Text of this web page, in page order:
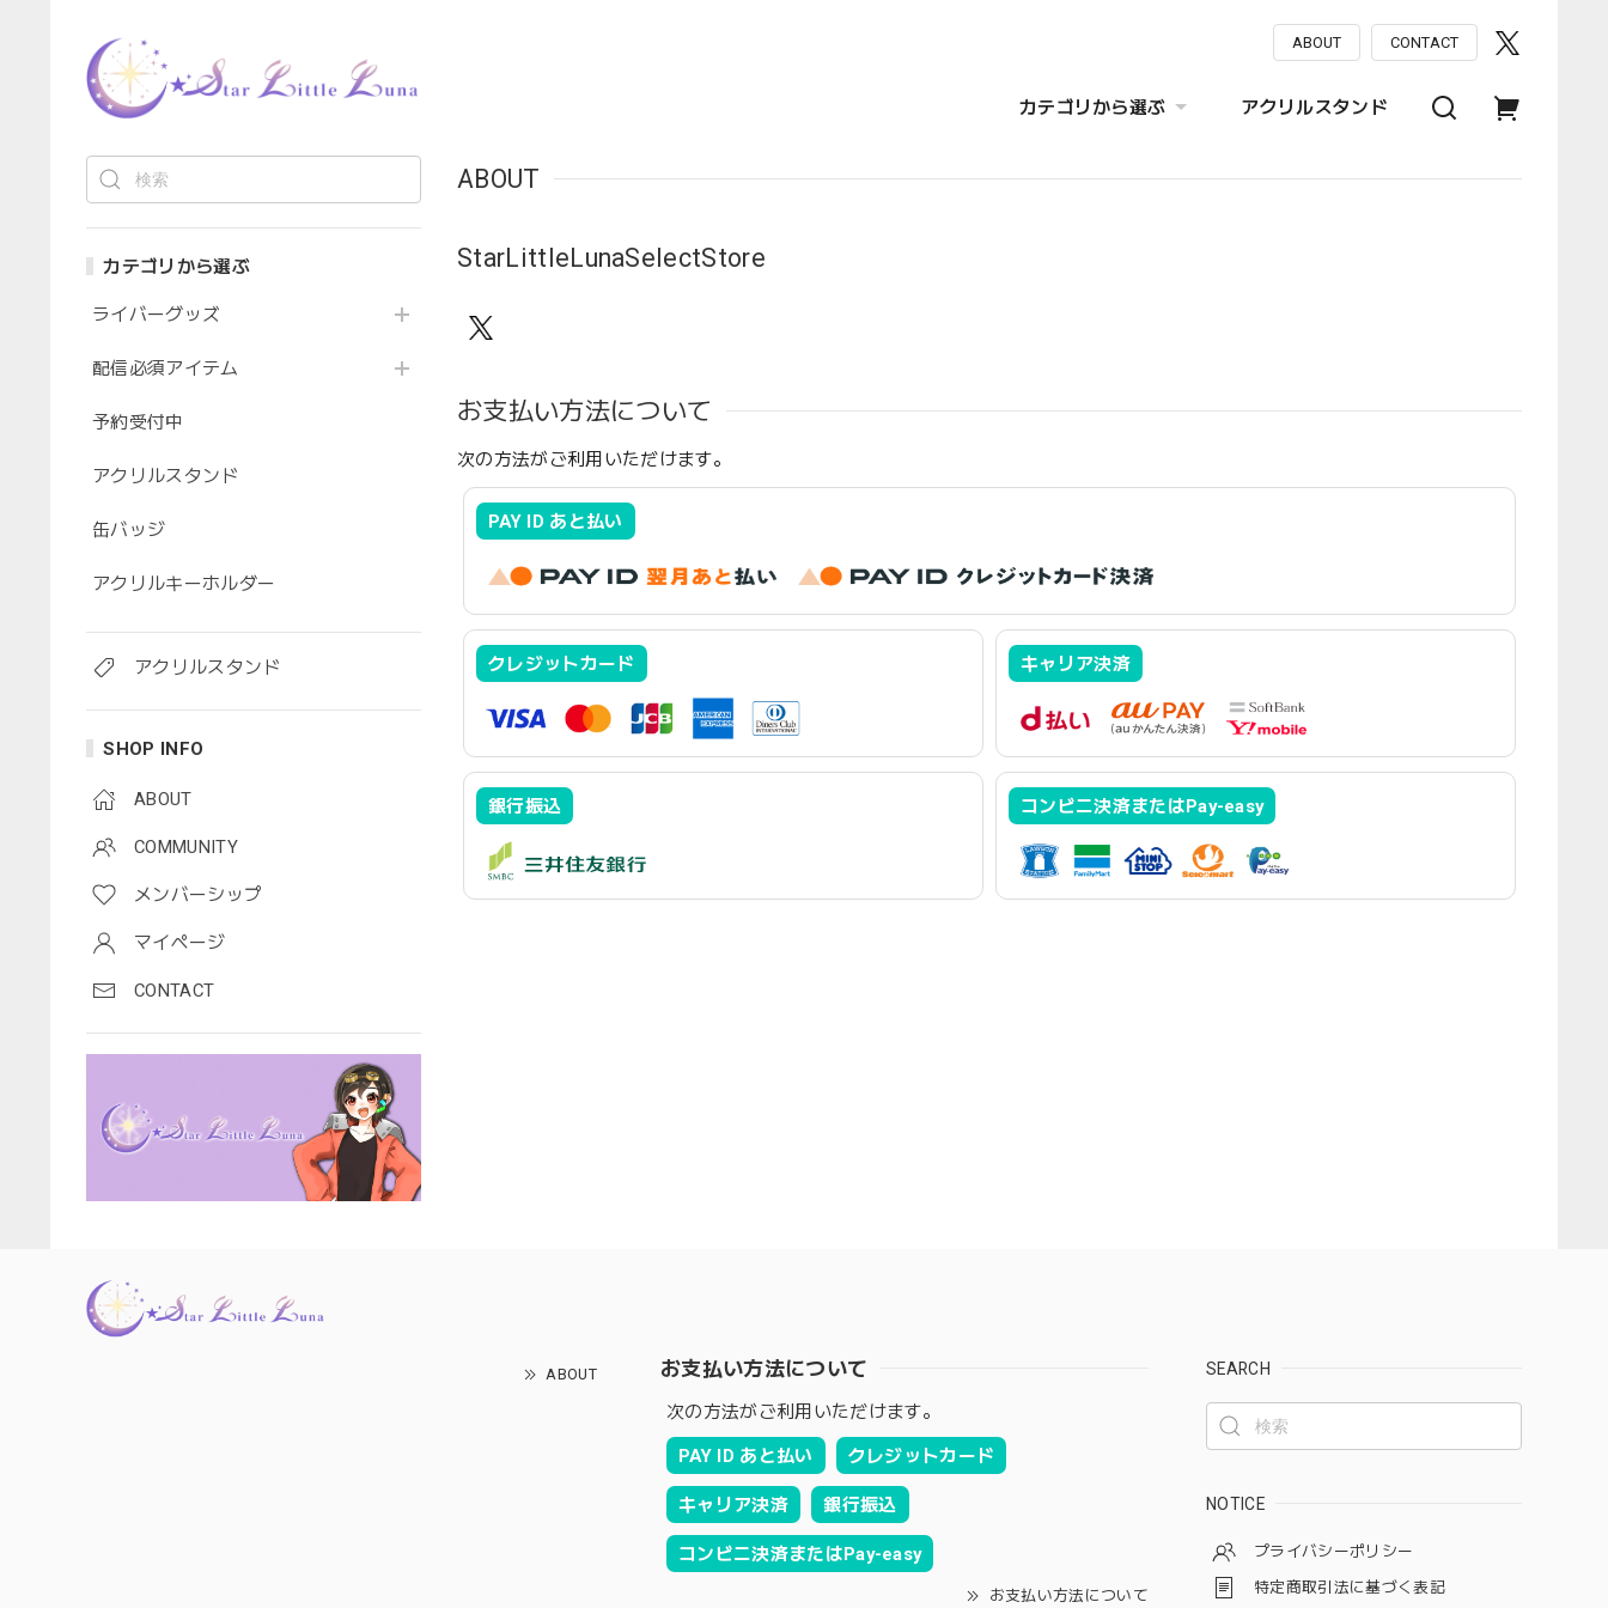
ABOUT CONTACT
カテゴリから選ぶ アクリルスタンド
カテゴリから選ぶ
ライバーグッズ
配信必須アイテム
予約受付中
アクリルスタンド
缶バッジ
アクリルキーホルダー
アクリルスタンド
SHOP INFO
ABOUT
COMMUNITY
メンバーシップ
マイページ
CONTACT
ABOUT
StarLittleLunaSelectStore
お支払い方法について
次の方法がご利用いただけます。
PAY ID あと払い
クレジットカード キャリア決済
銀行振込 コンビニ決済またはPay-easy
ABOUT お支払い方法について
次の方法がご利用いただけます。
PAY ID あと払い クレジットカード
キャリア決済 銀行振込
コンビニ決済またはPay-easy
お支払い方法について
SEARCH
NOTICE
プライバシーポリシー
特定商取引法に基づく表記